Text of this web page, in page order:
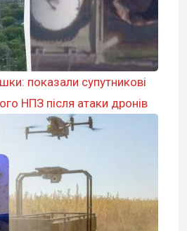
показали супутникові
НПЗ після атаки дронів